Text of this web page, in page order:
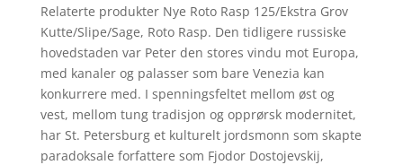
Relaterte produkter Nye Roto Rasp 125/Ekstra Grov
Kutte/Slipe/Sage, Roto Rasp. Den tidligere russiske
hovedstaden var Peter den stores vindu mot Europa,
med kanaler og palasser som bare Venezia kan
konkurrere med. I spenningsfeltet mellom øst og
vest, mellom tung tradisjon og opprørsk modernitet,
har St. Petersburg et kulturelt jordsmonn som skapte
paradoksale forfattere som Fjodor Dostojevskij,